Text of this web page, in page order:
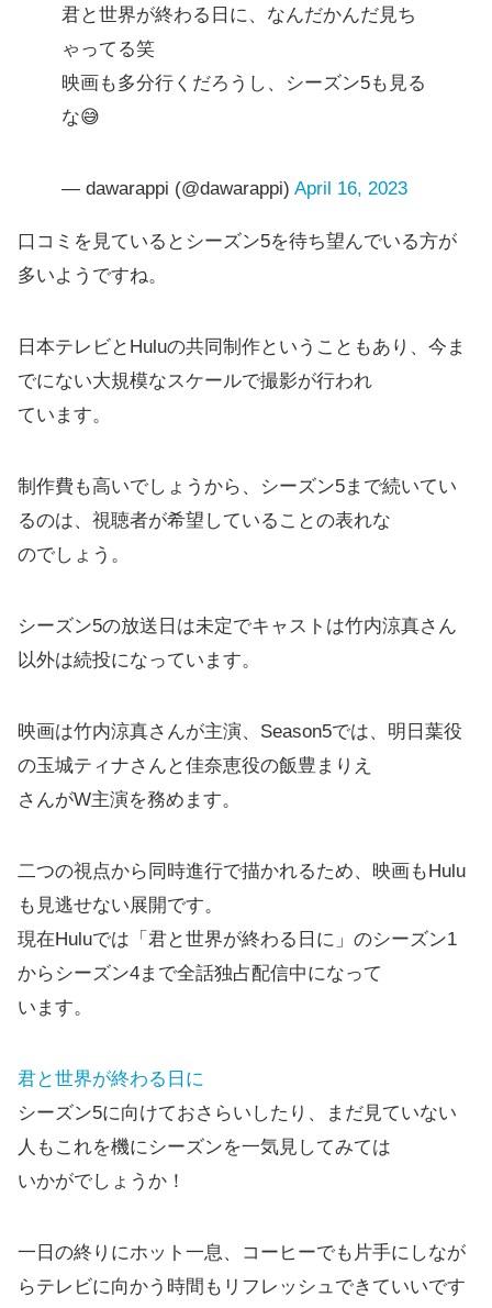
君と世界が終わる日に、なんだかんだ見ち
ゃってる笑
映画も多分行くだろうし、シーズン5も見る
な😅
— dawarappi (@dawarappi) April 16, 2023
口コミを見ているとシーズン5を待ち望んでいる方が
多いようですね。
日本テレビとHuluの共同制作ということもあり、今ま
でにない大規模なスケールで撮影が行われ
ています。
制作費も高いでしょうから、シーズン5まで続いてい
るのは、視聴者が希望していることの表れな
のでしょう。
シーズン5の放送日は未定でキャストは竹内涼真さん
以外は続投になっています。
映画は竹内涼真さんが主演、Season5では、明日葉役
の玉城ティナさんと佳奈恵役の飯豊まりえ
さんがW主演を務めます。
二つの視点から同時進行で描かれるため、映画もHulu
も見逃せない展開です。
現在Huluでは「君と世界が終わる日に」のシーズン1
からシーズン4まで全話独占配信中になって
います。
君と世界が終わる日に
シーズン5に向けておさらいしたり、まだ見ていない
人もこれを機にシーズンを一気見してみては
いかがでしょうか！
一日の終りにホット一息、コーヒーでも片手にしなが
らテレビに向かう時間もリフレッシュできていいです